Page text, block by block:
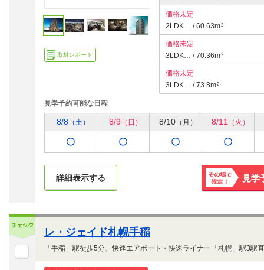
取材レポート
価格未定
2LDK… / 60.63m2
価格未定
3LDK… / 70.36m2
価格未定
3LDK… / 73.8m2
見学予約可能な日程
8/8 （土） 8/9 （日） 8/10 （月） 8/11 （火）
詳細表示する
その場で
見学
レ・ジェイド札幌手稲